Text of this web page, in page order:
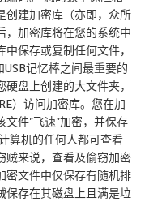
创建加密库（亦即，众所
，加密库将在您的系统中
保存或复制任何文件，
记忆棒之间最重要的
盘上创建的大文件夹，
）访问加密库。您在加
件”飞速”加密，并保存
算机的任何人都可查看
贼来说，查看及偷窃加密
密文件中仅保存有随机排
保存在其磁盘上且满是垃